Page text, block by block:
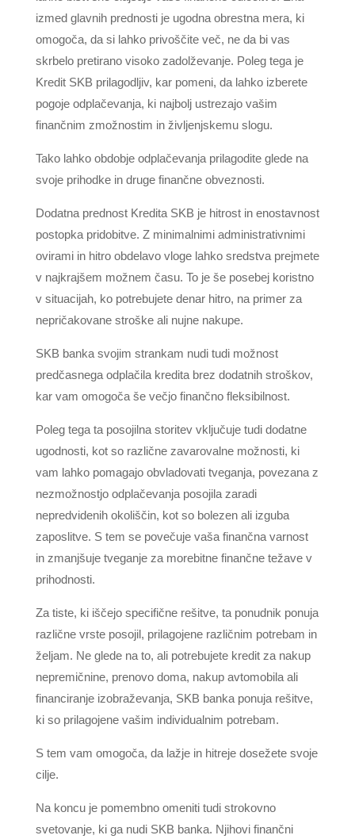
izmed glavnih prednosti je ugodna obrestna mera, ki
omogoča, da si lahko privoščite več, ne da bi vas
skrbelo pretirano visoko zadolževanje. Poleg tega je
Kredit SKB prilagodljiv, kar pomeni, da lahko izberete
pogoje odplačevanja, ki najbolj ustrezajo vašim
finančnim zmožnostim in življenjskemu slogu.
Tako lahko obdobje odplačevanja prilagodite glede na
svoje prihodke in druge finančne obveznosti.
Dodatna prednost Kredita SKB je hitrost in enostavnost
postopka pridobitve. Z minimalnimi administrativnimi
ovirami in hitro obdelavo vloge lahko sredstva prejmete
v najkrajšem možnem času. To je še posebej koristno
v situacijah, ko potrebujete denar hitro, na primer za
nepričakovane stroške ali nujne nakupe.
SKB banka svojim strankam nudi tudi možnost
predčasnega odplačila kredita brez dodatnih stroškov,
kar vam omogoča še večjo finančno fleksibilnost.
Poleg tega ta posojilna storitev vključuje tudi dodatne
ugodnosti, kot so različne zavarovalne možnosti, ki
vam lahko pomagajo obvladovati tveganja, povezana z
nezmožnostjo odplačevanja posojila zaradi
nepredvidenih okoliščin, kot so bolezen ali izguba
zaposlitve. S tem se povečuje vaša finančna varnost
in zmanjšuje tveganje za morebitne finančne težave v
prihodnosti.
Za tiste, ki iščejo specifične rešitve, ta ponudnik ponuja
različne vrste posojil, prilagojene različnim potrebam in
željam. Ne glede na to, ali potrebujete kredit za nakup
nepremičnine, prenovo doma, nakup avtomobila ali
financiranje izobraževanja, SKB banka ponuja rešitve,
ki so prilagojene vašim individualnim potrebam.
S tem vam omogoča, da lažje in hitreje dosežete svoje
cilje.
Na koncu je pomembno omeniti tudi strokovno
svetovanje, ki ga nudi SKB banka. Njihovi finančni